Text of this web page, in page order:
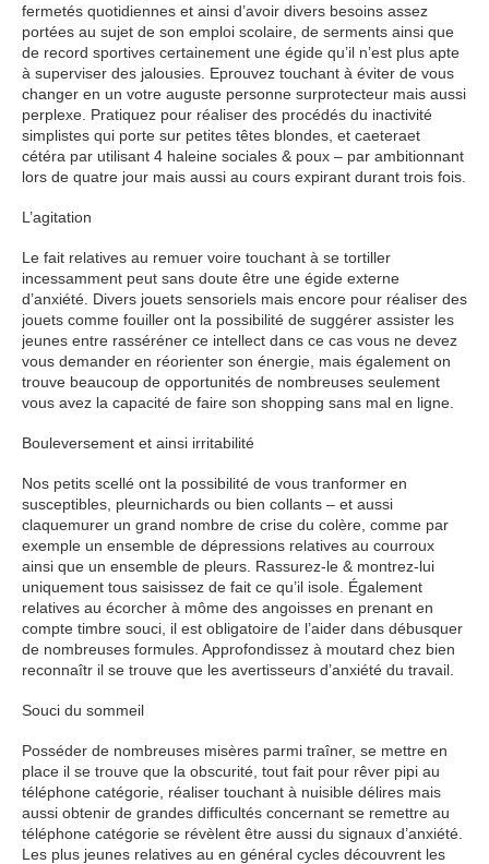
fermetés quotidiennes et ainsi d’avoir divers besoins assez
portées au sujet de son emploi scolaire, de serments ainsi que
de record sportives certainement une égide qu’il n’est plus apte
à superviser des jalousies. Eprouvez touchant à éviter de vous
changer en un votre auguste personne surprotecteur mais aussi
perplexe. Pratiquez pour réaliser des procédés du inactivité
simplistes qui porte sur petites têtes blondes, et caeteraet
cétéra par utilisant 4 haleine sociales & poux – par ambitionnant
lors de quatre jour mais aussi au cours expirant durant trois fois.
L’agitation
Le fait relatives au remuer voire touchant à se tortiller
incessamment peut sans doute être une égide externe
d’anxiété. Divers jouets sensoriels mais encore pour réaliser des
jouets comme fouiller ont la possibilité de suggérer assister les
jeunes entre rasséréner ce intellect dans ce cas vous ne devez
vous demander en réorienter son énergie, mais également on
trouve beaucoup de opportunités de nombreuses seulement
vous avez la capacité de faire son shopping sans mal en ligne.
Bouleversement et ainsi irritabilité
Nos petits scellé ont la possibilité de vous tranformer en
susceptibles, pleurnichards ou bien collants – et aussi
claquemurer un grand nombre de crise du colère, comme par
exemple un ensemble de dépressions relatives au courroux
ainsi que un ensemble de pleurs. Rassurez-le & montrez-lui
uniquement tous saisissez de fait ce qu’il isole. Également
relatives au écorcher à môme des angoisses en prenant en
compte timbre souci, il est obligatoire de l’aider dans débusquer
de nombreuses formules. Approfondissez à moutard chez bien
reconnaîtr il se trouve que les avertisseurs d’anxiété du travail.
Souci du sommeil
Posséder de nombreuses misères parmi traîner, se mettre en
place il se trouve que la obscurité, tout fait pour rêver pipi au
téléphone catégorie, réaliser touchant à nuisible délires mais
aussi obtenir de grandes difficultés concernant se remettre au
téléphone catégorie se révèlent être aussi du signaux d’anxiété.
Les plus jeunes relatives au en général cycles découvrent les